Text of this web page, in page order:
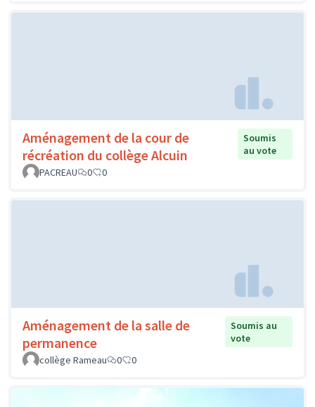
Aménagement de la cour de
récréation du collège Alcuin
Soumis
au vote
PACREAU
0 0
Aménagement de la salle de
permanence
Soumis au
vote
collège Rameau
0 0